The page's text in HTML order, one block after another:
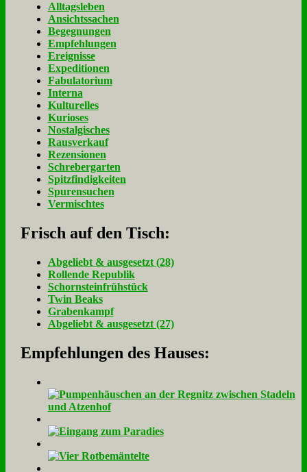
Alltagsleben
Ansichtssachen
Begegnungen
Empfehlungen
Ereignisse
Expeditionen
Fabulatorium
Interna
Kulturelles
Kurioses
Nostalgisches
Rausverkauf
Rezensionen
Schrebergarten
Spitzfindigkeiten
Spurensuchen
Vermischtes
Frisch auf den Tisch:
Ab­ge­liebt & aus­ge­setzt (28)
Rol­len­de Re­pu­blik
Schorn­stein­früh­stück
Twin Beaks
Gra­ben­kampf
Ab­ge­liebt & aus­ge­setzt (27)
Empfehlungen des Hauses: